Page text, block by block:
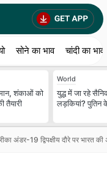
सोने का भाव चांदी का भाव
शंकाओं को
तैयारी
World
युद्ध में जा रहे
लड़कियां? पुतिन
अंडर-19 द्विपक्षीय दौरे पर भारत